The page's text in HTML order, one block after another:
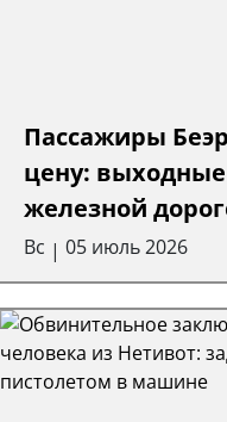
Пассажиры
цену: выходные
железной
Вс | 05 июль 2026